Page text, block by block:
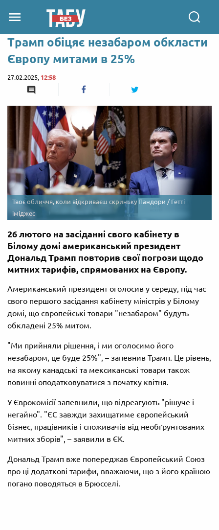
Трамп обіцяє незабаром обкласти
Європу митами в 25%
27.02.2025, 12:58
Твоє обличчя, коли відкриваєш скриньку Пандори / Гетті
іміджес
26 лютого на засіданні свого кабінету в
Білому домі американський президент
Дональд Трамп повторив свої погрози щодо
митних тарифів, спрямованих на Європу.
Американський президент оголосив у середу, під час
свого першого засідання кабінету міністрів у Білому
домі, що європейські товари "незабаром" будуть
обкладені 25% митом.
"Ми прийняли рішення, і ми оголосимо його
незабаром, це буде 25%", – запевнив Трамп. Це рівень,
на якому канадські та мексиканські товари також
повинні оподатковуватися з початку квітня.
У Єврокомісії запевнили, що відреагують "рішуче і
негайно". "ЄС завжди захищатиме європейський
бізнес, працівників і споживачів від необґрунтованих
митних зборів", – заявили в ЄК.
Дональд Трамп вже попереджав Європейський Союз
про ці додаткові тарифи, вважаючи, що з його країною
погано поводяться в Брюсселі.